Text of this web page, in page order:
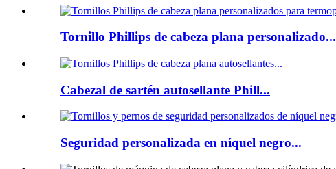
Tornillo Phillips de cabeza plana personalizado...
Cabezal de sartén autosellante Phill...
Seguridad personalizada en níquel negro...